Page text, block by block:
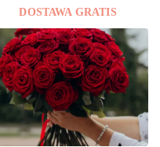
DOSTAWA GRATIS